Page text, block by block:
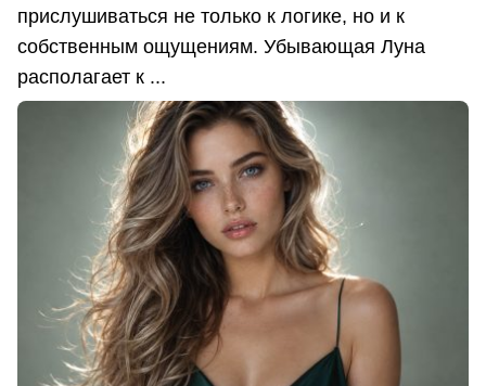
прислушиваться не только к логике, но и к
собственным ощущениям. Убывающая Луна
располагает к ...